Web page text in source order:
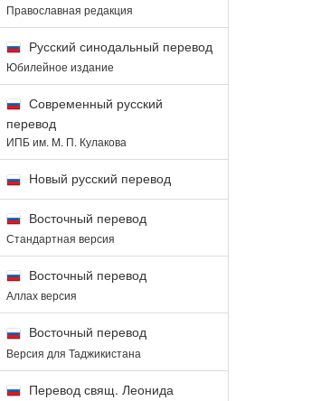
Православная редакция
Русский синодальный перевод
Юбилейное издание
Современный русский
перевод
ИПБ им. М. П. Кулакова
Новый русский перевод
Восточный перевод
Стандартная версия
Восточный перевод
Аллах версия
Восточный перевод
Версия для Таджикистана
Перевод свящ. Леонида